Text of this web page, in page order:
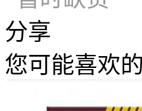
分享
您可能喜欢